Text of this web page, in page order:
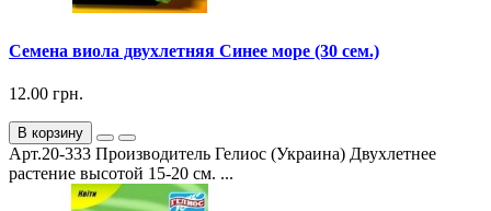
Семена виола двухлетняя Синее море (30 сем.)
12.00 грн.
В корзину
Арт.20-333 Производитель Гелиос (Украина) Двухлетнее
растение высотой 15-20 см. ...